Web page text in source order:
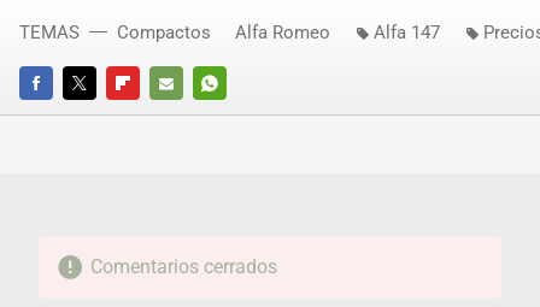
FACEBOOKTWITTERFLIPBOARD
E-
WHATSAPP
TEMAS Compactos Alfa Romeo Alfa 147
Comentarios cerrados